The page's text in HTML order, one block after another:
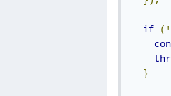
if
(!
}